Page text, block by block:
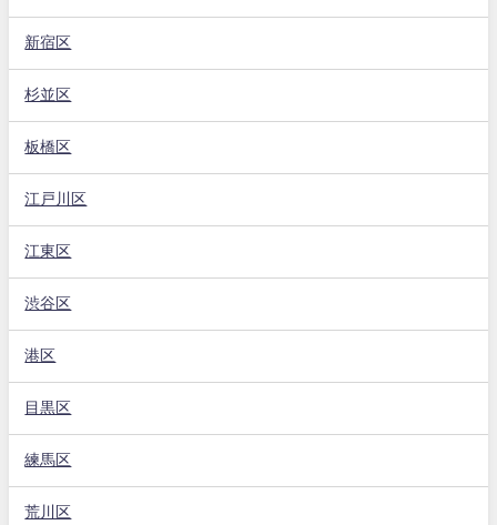
新宿区
杉並区
板橋区
江戸川区
江東区
渋谷区
港区
目黒区
練馬区
荒川区